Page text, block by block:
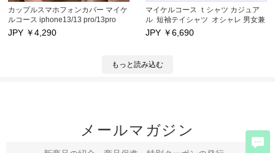
カップルスマホフォンカバー マイケ
ルコース iphone13/13 pro/13pro
maxケース 高級ブランド
iphone12/12 pro/12pro maxケース
ンx/xs/xr/xs max/7/8 plus保護カバー
JPY ￥4,290
マイケルコース ｔシャツ カジュア
ル 短袖テイシャツ オシャレ 男女兼
用
JPY ￥6,690
もっと読み込む
メールマガジン